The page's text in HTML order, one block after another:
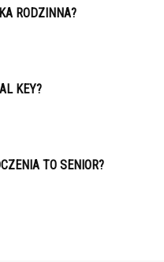
RODZINNA?
KEY?
TO SENIOR?